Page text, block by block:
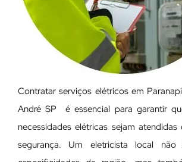
Contratar serviços elétricos em
André SP é essencial para garantir
necessidades elétricas sejam
segurança. Um eletricista local